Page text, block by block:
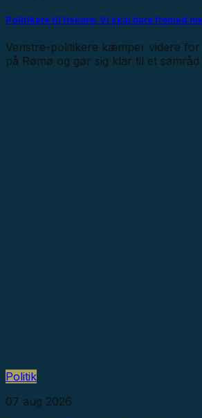
Politikere til fiskere: Vi skal bare fremad
Venstre-politikere kæmper videre for
på Rømø og gør sig klar til et samråd
Politik
07 aug 2026